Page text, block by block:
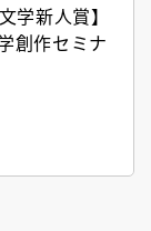
学新人賞】
創作セミナ